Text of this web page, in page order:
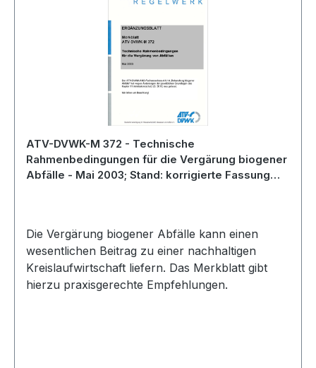
ATV-DVWK-M 372 - Technische
Rahmenbedingungen für die Vergärung biogener
Abfälle - Mai 2003; Stand: korrigierte Fassung
Die Vergärung biogener Abfälle kann einen
wesentlichen Beitrag zu einer nachhaltigen
Kreislaufwirtschaft liefern. Das Merkblatt gibt
hierzu praxisgerechte Empfehlungen.